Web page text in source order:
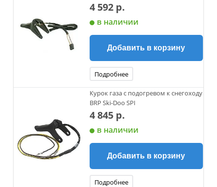
4 592 р.
в наличии
Добавить в корзину
Подробнее
Курок газа c подогревом к снегоходу
BRP Ski-Doo SPI
4 845 р.
в наличии
Добавить в корзину
Подробнее